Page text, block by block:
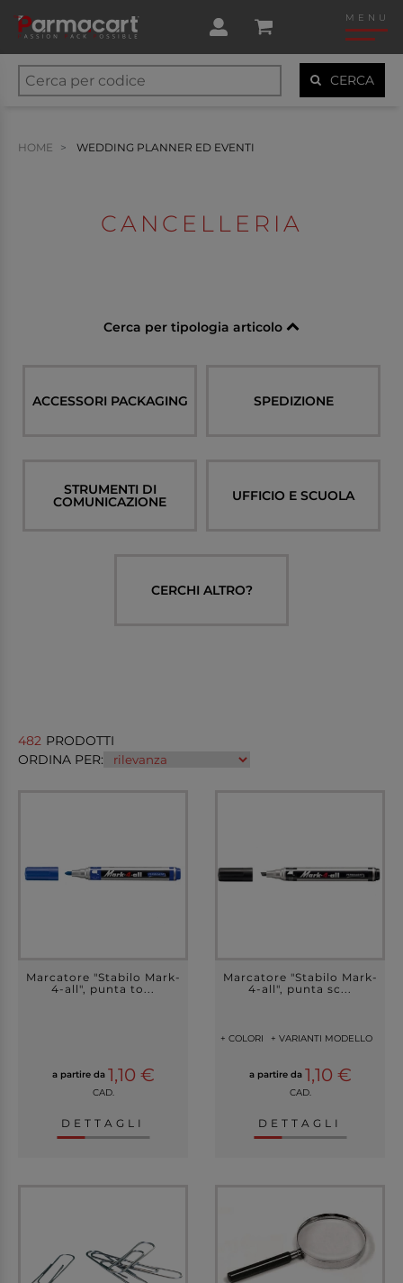
MENU
CERCA
HOME WEDDING PLANNER ED EVENTI
CANCELLERIA
Cerca per tipologia articolo
ACCESSORI PACKAGING SPEDIZIONE
STRUMENTI DI
COMUNICAZIONE UFFICIO E SCUOLA
CERCHI ALTRO?
482 PRODOTTI
ORDINA PER:
Marcatore "Stabilo Mark-
4-all", punta to...
a partire da 1,10 €
CAD.
DETTAGLI
Marcatore "Stabilo Mark-
4-all", punta sc...
+ COLORI + VARIANTI MODELLO
a partire da 1,10 €
CAD.
DETTAGLI